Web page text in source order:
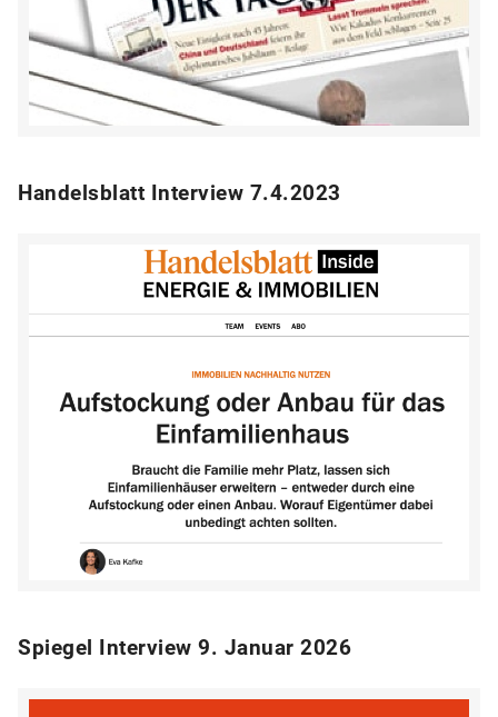
Handelsblatt Interview 7.4.2023
Spiegel Interview 9. Januar 2026